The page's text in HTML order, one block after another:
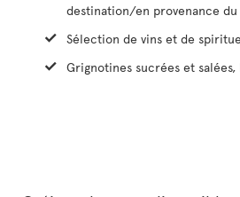
destination/en provenance du
Sélection de vins et de
Grignotines sucrées et salées,